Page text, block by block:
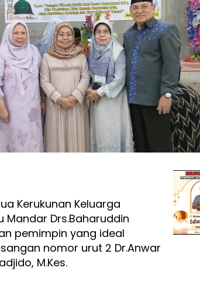
Kerukunan Keluarga
Mandar Drs.Baharuddin
pemimpin yang ideal
nomor urut 2 Dr.Anwar
M.Kes.